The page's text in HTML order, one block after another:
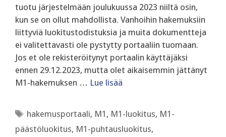
tuotu järjestelmään joulukuussa 2023 niiltä osin,
kun se on ollut mahdollista. Vanhoihin hakemuksiin
liittyviä luokitustodistuksia ja muita dokumentteja
ei valitettavasti ole pystytty portaaliin tuomaan.
Jos et ole rekisteröitynyt portaalin käyttäjäksi
ennen 29.12.2023, mutta olet aikaisemmin jättänyt
M1-hakemuksen … Lue lisää
Avainsanat
hakemusportaali, M1 , M1-luokitus, M1-
päästöluokitus, M1-puhtausluokitus,